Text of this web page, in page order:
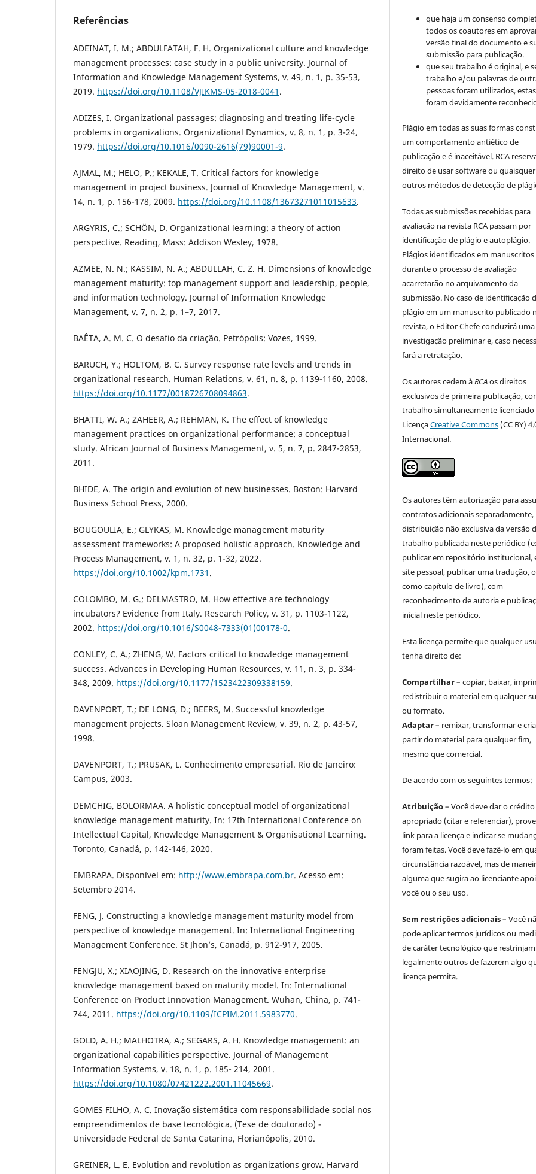
Referências
ADEINAT, I. M.; ABDULFATAH, F. H. Organizational culture and knowledge
management processes: case study in a public university. Journal of
Information and Knowledge Management Systems, v. 49, n. 1, p. 35-53,
2019. https://doi.org/10.1108/VJIKMS-05-2018-0041 .
ADIZES, I. Organizational passages: diagnosing and treating life-cycle
problems in organizations. Organizational Dynamics, v. 8, n. 1, p. 3-24,
1979. https://doi.org/10.1016/0090-2616(79)90001-9.
AJMAL, M.; HELO, P.; KEKALE, T. Critical factors for knowledge
management in project business. Journal of Knowledge Management, v.
14, n. 1, p. 156-178, 2009. https://doi.org/10.1108/13673271011015633.
ARGYRIS, C.; SCHÖN, D. Organizational learning: a theory of action
perspective. Reading, Mass: Addison Wesley, 1978.
AZMEE, N. N.; KASSIM, N. A.; ABDULLAH, C. Z. H. Dimensions of knowledge
management maturity: top management support and leadership, people,
and information technology. Journal of Information Knowledge
Management, v. 7, n. 2, p. 1–7, 2017.
BAÊTA, A. M. C. O desafio da criação. Petrópolis: Vozes, 1999.
BARUCH, Y.; HOLTOM, B. C. Survey response rate levels and trends in
organizational research. Human Relations, v. 61, n. 8, p. 1139-1160, 2008.
https://doi.org/10.1177/0018726708094863.
BHATTI, W. A.; ZAHEER, A.; REHMAN, K. The effect of knowledge
management practices on organizational performance: a conceptual
study. African Journal of Business Management, v. 5, n. 7, p. 2847-2853,
2011.
BHIDE, A. The origin and evolution of new businesses. Boston: Harvard
Business School Press, 2000.
BOUGOULIA, E.; GLYKAS, M. Knowledge management maturity
assessment frameworks: A proposed holistic approach. Knowledge and
Process Management, v. 1, n. 32, p. 1-32, 2022.
https://doi.org/10.1002/kpm.1731 .
COLOMBO, M. G.; DELMASTRO, M. How effective are technology
incubators? Evidence from Italy. Research Policy, v. 31, p. 1103-1122,
2002. https://doi.org/10.1016/S0048-7333(01)00178-0.
CONLEY, C. A.; ZHENG, W. Factors critical to knowledge management
success. Advances in Developing Human Resources, v. 11, n. 3, p. 334-
348, 2009. https://doi.org/10.1177/1523422309338159.
DAVENPORT, T.; DE LONG, D.; BEERS, M. Successful knowledge
management projects. Sloan Management Review, v. 39, n. 2, p. 43-57,
1998.
DAVENPORT, T.; PRUSAK, L. Conhecimento empresarial. Rio de Janeiro:
Campus, 2003.
DEMCHIG, BOLORMAA. A holistic conceptual model of organizational
knowledge management maturity. In: 17th International Conference on
Intellectual Capital, Knowledge Management & Organisational Learning.
Toronto, Canadá, p. 142-146, 2020.
EMBRAPA. Disponível em: http://www.embrapa.com.br. Acesso em:
Setembro 2014.
FENG, J. Constructing a knowledge management maturity model from
perspective of knowledge management. In: International Engineering
Management Conference. St Jhon’s, Canadá, p. 912-917, 2005.
FENGJU, X.; XIAOJING, D. Research on the innovative enterprise
knowledge management based on maturity model. In: International
Conference on Product Innovation Management. Wuhan, China, p. 741-
744, 2011. https://doi.org/10.1109/ICPIM.2011.5983770.
GOLD, A. H.; MALHOTRA, A.; SEGARS, A. H. Knowledge management: an
organizational capabilities perspective. Journal of Management
Information Systems, v. 18, n. 1, p. 185- 214, 2001.
https://doi.org/10.1080/07421222.2001.11045669.
GOMES FILHO, A. C. Inovação sistemática com responsabilidade social nos
empreendimentos de base tecnológica. (Tese de doutorado) -
Universidade Federal de Santa Catarina, Florianópolis, 2010.
GREINER, L. E. Evolution and revolution as organizations grow. Harvard
que haja um consenso
todos os coautores em
versão final do documento e
submissão para publicação.
que seu trabalho é original, e
trabalho e/ou palavras de
pessoas foram utilizados, estas
foram devidamente
Plágio em todas as suas formas
um comportamento antiético de
publicação e é inaceitável. RCA
direito de usar software ou quaisquer
outros métodos de detecção de
Todas as submissões recebidas para
avaliação na revista RCA passam por
identificação de plágio e autoplágio.
Plágios identificados em manuscritos
durante o processo de avaliação
acarretarão no arquivamento da
submissão. No caso de identificação
plágio em um manuscrito publicado
revista, o Editor Chefe conduzirá uma
investigação preliminar e, caso
fará a retratação.
Os autores cedem àRCAos direitos
exclusivos de primeira publicação,
trabalho simultaneamente licenciado
LicençaCreative Commons (CC BY)
Internacional.
Os autores têm autorização para
contratos adicionais separadamente,
distribuição não exclusiva da versão
trabalho publicada neste periódico
publicar em repositório institucional,
site pessoal, publicar uma tradução,
como capítulo de livro), com
reconhecimento de autoria e
inicial neste periódico.
Esta licença permite que qualquer
tenha direito de:
Compartilhar– copiar, baixar,
redistribuir o material em qualquer
ou formato.
Adaptar– remixar, transformar e
partir do material para qualquer fim,
mesmo que comercial.
De acordo com os seguintes termos:
Atribuição– Você deve dar o crédito
apropriado (citar e referenciar),
link para a licença e indicar se
foram feitas. Você deve fazê-lo em
circunstância razoável, mas de
alguma que sugira ao licenciante
você ou o seu uso.
Sem restrições adicionais– Você
pode aplicar termos jurídicos ou
de caráter tecnológico que restrinjam
legalmente outros de fazerem algo
licença permita.